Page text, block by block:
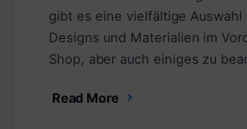
gibt es eine vielfältige Auswahl
Designs und Materialien im
Shop, aber auch einiges zu
Read More